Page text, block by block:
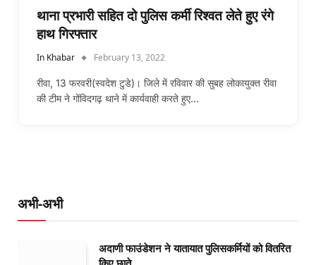
थाना प्रभारी सहित दो पुलिस कर्मी रिश्वत लेते हुए रंगे
हाथ गिरफ्तार
In Khabar February 13, 2022
रीवा, 13 फरवरी(स्वदेश टुडे)। जिले में रविवार की सुबह लोकायुक्त रीवा
की टीम ने गोंविदगढ़ थाने में कार्यवाही करते हुए…
अभी-अभी
अदाणी फाउंडेशन ने यातायात पुलिसकर्मियों को वितरित